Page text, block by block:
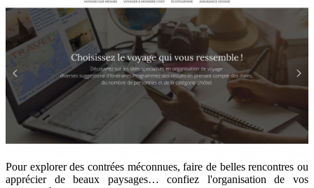
Pour explorer des contrées méconnues, faire de belles rencontres ou
apprécier de beaux paysages… confiez l'organisation de vos